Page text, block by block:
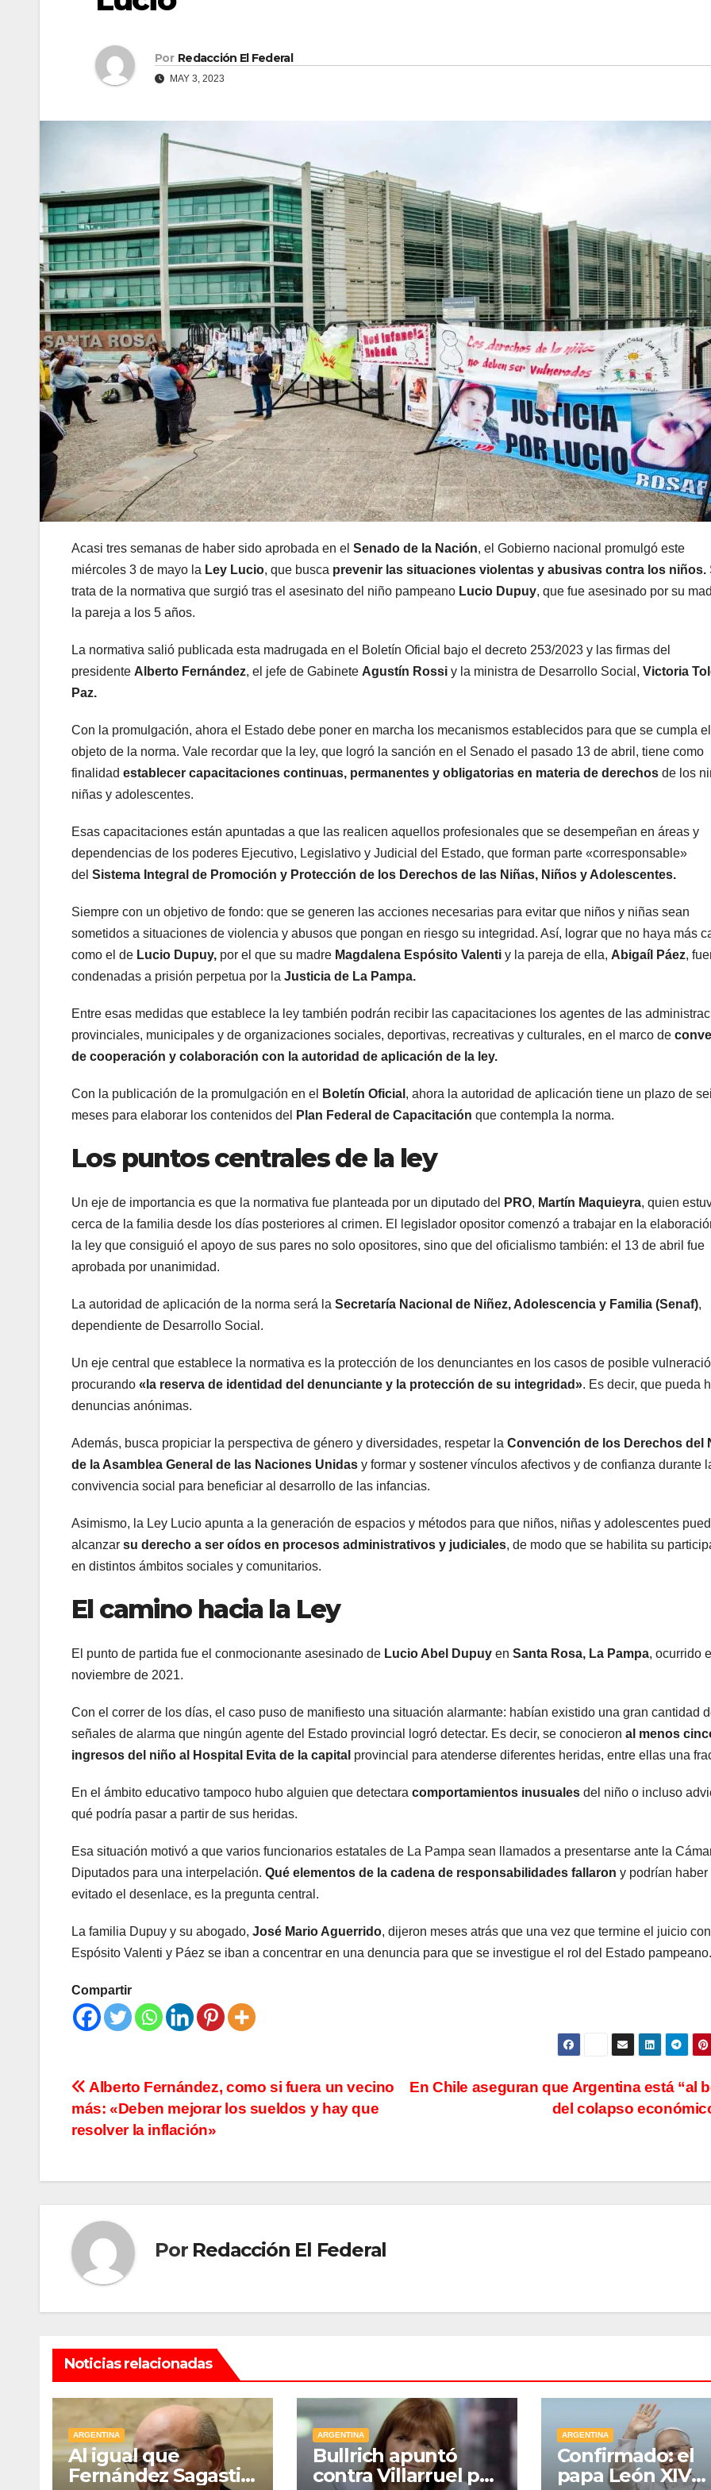
Por Redacción El Federal
MAY 3, 2023
Acasi tres semanas de haber sido aprobada en el Senado de la Nación, el Gobierno nacional promulgó este
miércoles 3 de mayo la Ley Lucio, que busca prevenir las situaciones violentas y abusivas contra los niños.
trata de la normativa que surgió tras el asesinato del niño pampeano Lucio Dupuy, que fue asesinado por su
la pareja a los 5 años.
La normativa salió publicada esta madrugada en el Boletín Oficial bajo el decreto 253/2023 y las firmas del
presidente Alberto Fernández, el jefe de Gabinete Agustín Rossi y la ministra de Desarrollo Social, Victoria
Paz.
Con la promulgación, ahora el Estado debe poner en marcha los mecanismos establecidos para que se cumpla el
objeto de la norma. Vale recordar que la ley, que logró la sanción en el Senado el pasado 13 de abril, tiene como
finalidad establecer capacitaciones continuas, permanentes y obligatorias en materia de derechos de los
niñas y adolescentes.
Esas capacitaciones están apuntadas a que las realicen aquellos profesionales que se desempeñan en áreas y
dependencias de los poderes Ejecutivo, Legislativo y Judicial del Estado, que forman parte «corresponsable»
del Sistema Integral de Promoción y Protección de los Derechos de las Niñas, Niños y Adolescentes.
Siempre con un objetivo de fondo: que se generen las acciones necesarias para evitar que niños y niñas sean
sometidos a situaciones de violencia y abusos que pongan en riesgo su integridad. Así, lograr que no haya más
como el de Lucio Dupuy, por el que su madre Magdalena Espósito Valenti y la pareja de ella, Abigaíl Páez,
condenadas a prisión perpetua por la Justicia de La Pampa.
Entre esas medidas que establece la ley también podrán recibir las capacitaciones los agentes de las
provinciales, municipales y de organizaciones sociales, deportivas, recreativas y culturales, en el marco de
de cooperación y colaboración con la autoridad de aplicación de la ley.
Con la publicación de la promulgación en el Boletín Oficial , ahora la autoridad de aplicación tiene un plazo de
meses para elaborar los contenidos del
Plan Federal de Capacitación que contempla la norma.
Los puntos centrales de la ley
Un eje de importancia es que la normativa fue planteada por un diputado del PRO, Martín Maquieyra, quien
cerca de la familia desde los días posteriores al crimen. El legislador opositor comenzó a trabajar en la
la ley que consiguió el apoyo de sus pares no solo opositores, sino que del oficialismo también: el 13 de abril fue
aprobada por unanimidad.
La autoridad de aplicación de la norma será la Secretaría Nacional de Niñez, Adolescencia y Familia (Senaf),
dependiente de Desarrollo Social.
Un eje central que establece la normativa es la protección de los denunciantes en los casos de posible
procurando «la reserva de identidad del denunciante y la protección de su integridad». Es decir, que pueda
denuncias anónimas.
Además, busca propiciar la perspectiva de género y diversidades, respetar la Convención de los Derechos del
de la Asamblea General de las Naciones Unidas y formar y sostener vínculos afectivos y de confianza durante
convivencia social para beneficiar al desarrollo de las infancias.
Asimismo, la Ley Lucio apunta a la generación de espacios y métodos para que niños, niñas y adolescentes
alcanzar su derecho a ser oídos en procesos administrativos y judiciales, de modo que se habilita su
en distintos ámbitos sociales y comunitarios.
El camino hacia la Ley
El punto de partida fue el conmocionante asesinado de Lucio Abel Dupuy en Santa Rosa, La Pampa, ocurrido
noviembre de 2021.
Con el correr de los días, el caso puso de manifiesto una situación alarmante: habían existido una gran cantidad
señales de alarma que ningún agente del Estado provincial logró detectar. Es decir, se conocieron al menos
ingresos del niño al Hospital Evita de la capital provincial para atenderse diferentes heridas, entre ellas una
En el ámbito educativo tampoco hubo alguien que detectara comportamientos inusuales del niño o incluso
qué podría pasar a partir de sus heridas.
Esa situación motivó a que varios funcionarios estatales de La Pampa sean llamados a presentarse ante la
Diputados para una interpelación. Qué elementos de la cadena de responsabilidades fallaron y podrían haber
evitado el desenlace, es la pregunta central.
La familia Dupuy y su abogado, José Mario Aguerrido, dijeron meses atrás que una vez que termine el juicio
Espósito Valenti y Páez se iban a concentrar en una denuncia para que se investigue el rol del Estado pampeano.
Compartir
Navegación
de
En Chile aseguran que Argentina está “al
del colapso
Alberto Fernández, como si fuera un vecino
más: «Deben mejorar los sueldos y hay que
resolver la inflación»
Por Redacción El Federal
Noticias relacionadas
ARGENTINA
Al igual que
Fernández Sagasti,
ARGENTINA
Bullrich apuntó
contra Villarruel por
ARGENTINA
Confirmado: el
papa León XIV
MENDOZA
Paso Cristo
Redentor:
despejaron la
ruta en Las
de otro
temporal con
camiones
varados
6 AGOSTO, 2026
MENDOZA
el Gran
con
5 AGOSTO,
ARGENTINA
Fernández
Sagasti, ahora
un senador
radical pidió
votar en
5 AGOSTO, 2026
ARGENTINA
votar
una
“Es
5
Delincuente
anciana tras
ingresar en su
robarle: fue
filmado
cuando
escapaba
6 JUNIO, 2023
una
que
robar
20